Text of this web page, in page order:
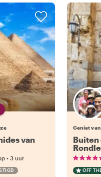
van
• 3 uur
Geniet
Buiten
OFF